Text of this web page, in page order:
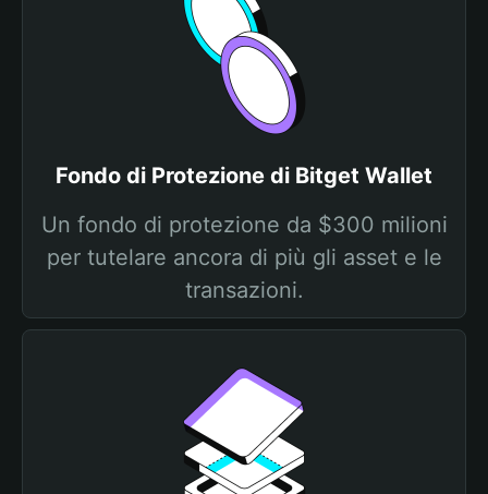
Fondo di Protezione di Bitget Wallet
Un fondo di protezione da $300 milioni
per tutelare ancora di più gli asset e le
transazioni.